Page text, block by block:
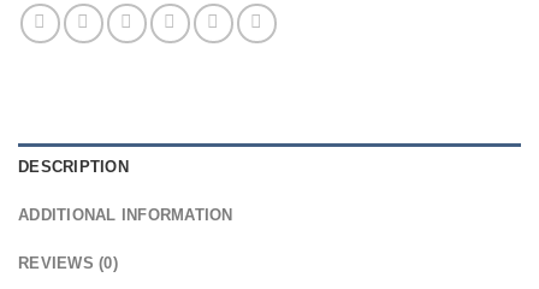
DESCRIPTION
ADDITIONAL INFORMATION
REVIEWS (0)